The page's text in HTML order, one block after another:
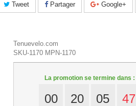
Tweet Partager Google+
Tenuevelo.com
SKU-1170 MPN-1170
La promotion se termine dans :
00 20 05 46